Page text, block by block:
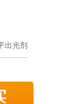
出光剂